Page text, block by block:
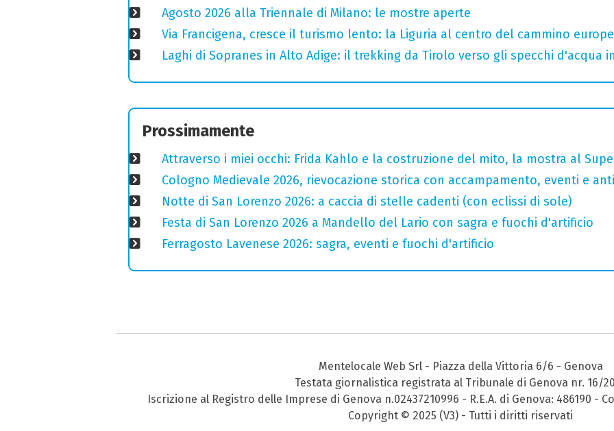
Agosto 2026 alla Triennale di Milano: le mostre aperte
Via Francigena, cresce il turismo lento: la Liguria al centro del cammino
Laghi di Sopranes in Alto Adige: il trekking da Tirolo verso gli specchi d'acqua
Prossimamente
Attraverso i miei occhi: Frida Kahlo e la costruzione del mito, la mostra al
Cologno Medievale 2026, rievocazione storica con accampamento, eventi e
Notte di San Lorenzo 2026: a caccia di stelle cadenti (con eclissi di sole)
Festa di San Lorenzo 2026 a Mandello del Lario con sagra e fuochi d'artificio
Ferragosto Lavenese 2026: sagra, eventi e fuochi d'artificio
Mentelocale Web Srl - Piazza della Vittoria 6/6 - Genova
Testata giornalistica registrata al Tribunale di Genova nr. 16/
Iscrizione al Registro delle Imprese di Genova n.02437210996 - R.E.A. di Genova: 486190 -
Copyright © 2025 (V3) - Tutti i diritti riservati